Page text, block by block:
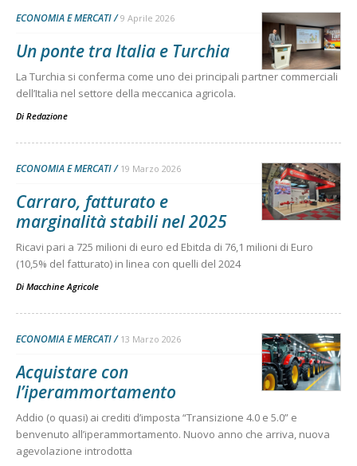
ECONOMIA E MERCATI 9 Aprile 2026
Un ponte tra Italia e Turchia
La Turchia si conferma come uno dei principali partner commerciali
dell’Italia nel settore della meccanica agricola.
Di Redazione
ECONOMIA E MERCATI 19 Marzo 2026
Carraro, fatturato e
marginalità stabili nel 2025
Ricavi pari a 725 milioni di euro ed Ebitda di 76,1 milioni di Euro
(10,5% del fatturato) in linea con quelli del 2024
Di Macchine Agricole
ECONOMIA E MERCATI 13 Marzo 2026
Acquistare con
l’iperammortamento
Addio (o quasi) ai crediti d’imposta “Transizione 4.0 e 5.0” e
benvenuto all’iperammortamento. Nuovo anno che arriva, nuova
agevolazione introdotta